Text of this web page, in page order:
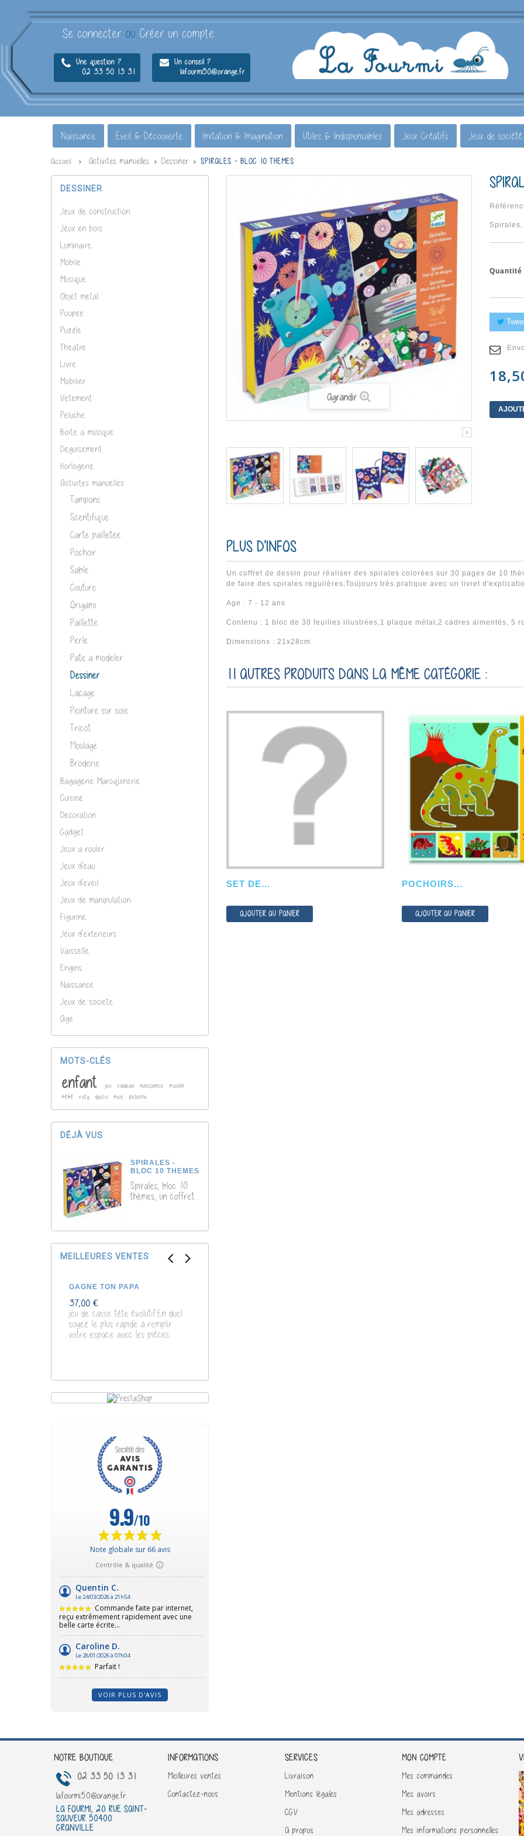
Se connecter ou Créer un compte
Une question ?
02 33 50 13 31
Un conseil ?
lafourmi50@orange.fr
Naissance Éveil & Découverte Imitation & Imagination Utiles & Indispensables Jeux Créatifs Jeux de société
Accueil Activites manuelles Dessiner SPIRALES - BLOC 10 THEMES
DESSINER
Jeux de construction
Jeux en bois
Luminaire
Mobile
Musique
Objet metal
Poupee
Puzzle
Theatre
Livre
Mobilier
Vetement
Peluche
Boite a musique
Deguisement
Horlogerie
Activites manuelles
Tampons
Scentifique
Carte pailletee
Pochoir
Sable
Couture
Origami
Paillette
Perle
Pate a modeler
Dessiner
Laçage
Peinture sur soie
Tricot
Moulage
Broderie
Bagagerie Maroquinerie
Cuisine
Decoration
Gadget
Jeux a rouler
Jeux d'eau
Jeux d'eveil
Jeux de manipulation
Figurine
Jeux d'exterieurs
Vaisselle
Engins
Naissance
Jeux de societe
Age
MOTS-CLÉS
enfant jeu cadeau naissance
moulin
bébé
roty djeco bois peluche
DÉJÀ VUS
SPIRALES -
BLOC 10 THEMES
Spirales, bloc 10
thèmes, un coffret...
MEILLEURES VENTES
GAGNE TON PAPA
37,00 €
jeu de casse tête évolutif.En duel
soyez le plus rapide à remplir
votre espace avec les piéces...
VOIR PLUS D'AVIS
Agrandir
Quantité
PLUS D'INFOS
Un coffret de dessin pour réaliser des spirales colorées sur 30 pages de 10
de faire des spirales régulières.Toujours très pratique avec un livret
Age : 7 - 12 ans
Contenu : 1 bloc de 30 feuilles illustrées,1 plaque métal,2 cadres aimentés, 5
Dimensions : 21x28cm
11 AUTRES PRODUITS DANS LA MÊME CATÉGORIE :
SET DE...
AJOUTER AU PANIER
POCHOIRS...
AJOUTER AU PANIER
AJOUTER AU PANIER
NOTRE BOUTIQUE
02 33 50 13 31
lafourmi50@orange.fr
LA FOURMI, 20 RUE SAINT-
SAUVEUR 50400
GRANVILLE
INFORMATIONS
Meilleures ventes
Contactez-nous
SERVICES
Livraison
Mentions légales
CGV
A propos
MON COMPTE
Mes commandes
Mes avoirs
Mes adresses
Mes informations personnelles